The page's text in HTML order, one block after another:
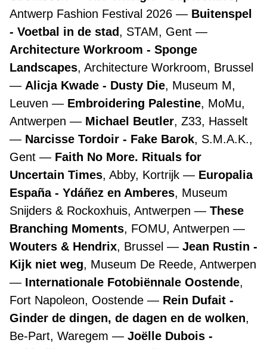
Antwerp Fashion Festival 2026
Buitenspel
- Voetbal in de stad, STAM, Gent
Architecture Workroom - Sponge
Landscapes, Architecture Workroom, Brussel
Alicja Kwade - Dusty Die, Museum M,
Leuven
Embroidering Palestine, MoMu,
Antwerpen
Michael Beutler, Z33, Hasselt
Narcisse Tordoir - Fake Barok, S.M.A.K.,
Gent
Faith No More. Rituals for
Uncertain Times, Abby, Kortrijk
Europalia
España - Ydáñez en Amberes, Museum
Snijders & Rockoxhuis, Antwerpen
These
Branching Moments, FOMU, Antwerpen
Wouters & Hendrix, Brussel
Jean Rustin -
Kijk niet weg, Museum De Reede, Antwerpen
Internationale Fotobiënnale Oostende,
Fort Napoleon, Oostende
Rein Dufait -
Ginder de dingen, de dagen en de wolken,
Be-Part, Waregem
Joëlle Dubois -